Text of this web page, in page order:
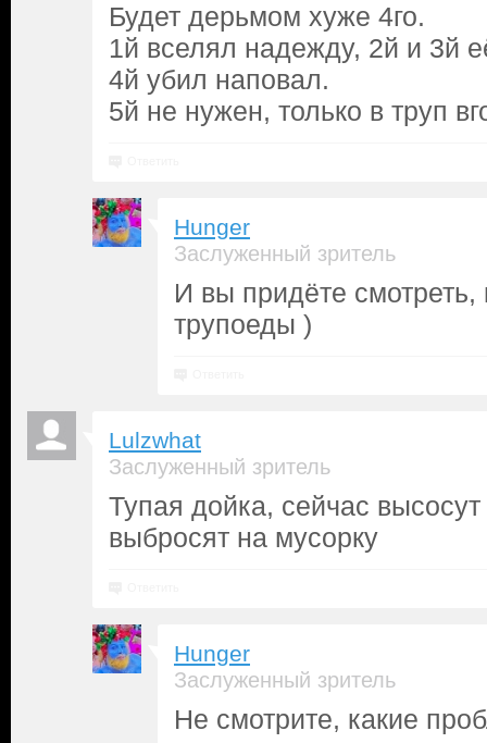
Будет дерьмом хуже 4го.
1й вселял надежду, 2й и 3й
4й убил наповал.
5й не нужен, только в труп
Hunger
Заслуженный зритель
И вы придёте смотреть,
трупоеды )
Lulzwhat
Заслуженный зритель
Тупая дойка, сейчас
выбросят на мусорку
Hunger
Заслуженный зритель
Не смотрите, какие